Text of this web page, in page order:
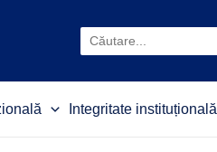
Integritate instituțională